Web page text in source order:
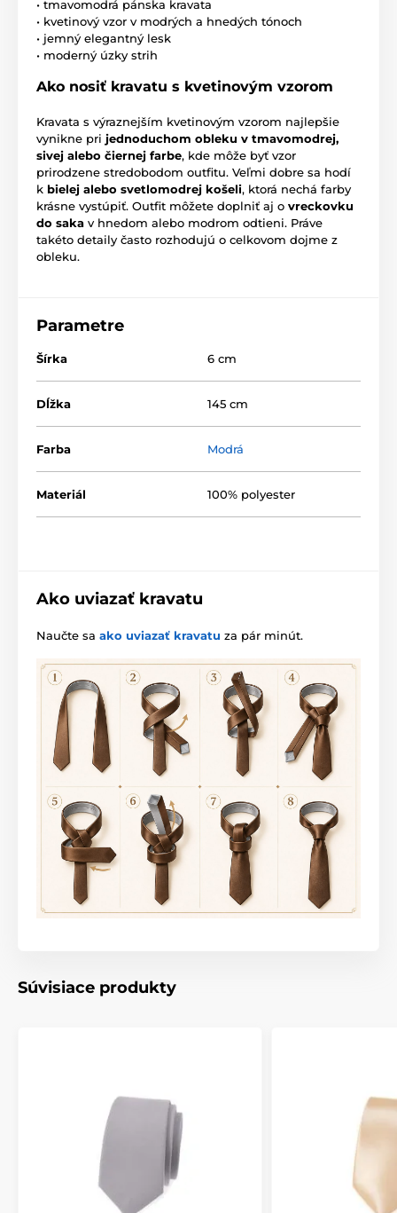
• tmavomodrá pánska kravata
• kvetinový vzor v modrých a hnedých tónoch
• jemný elegantný lesk
• moderný úzky strih
Ako nosiť kravatu s kvetinovým vzorom
Kravata s výraznejším kvetinovým vzorom najlepšie
vynikne pri jednoduchom obleku v tmavomodrej,
sivej alebo čiernej farbe, kde môže byť vzor
prirodzene stredobodom outfitu. Veľmi dobre sa hodí
k bielej alebo svetlomodrej košeli, ktorá nechá farby
krásne vystúpiť. Outfit môžete doplniť aj o vreckovku
do saka v hnedom alebo modrom odtieni. Práve
takéto detaily často rozhodujú o celkovom dojme z
obleku.
Parametre
Šírka 6 cm
Dĺžka 145 cm
Farba Modrá
Materiál 100% polyester
Ako uviazať kravatu
Naučte sa ako uviazať kravatu za pár minút.
Súvisiace produkty